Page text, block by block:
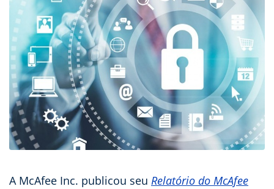
A McAfee Inc. publicou seu Relatório do McAfee